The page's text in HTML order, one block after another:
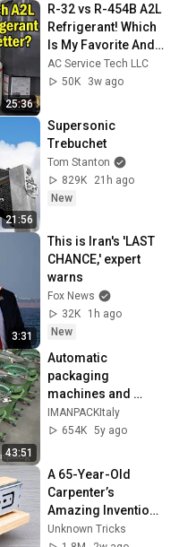
25:36
R-32 vs R-454B A2L
Refrigerant! Which
Is My Favorite And
Why?!!
AC Service Tech LLC
50K
3w ago
21:56
Supersonic
Trebuchet
Tom Stanton
829K
21h ago
New
3:31
This is Iran's 'LAST
CHANCE,' expert
warns
Fox News
32K
1h ago
New
43:51
Automatic
packaging
machines and
packaging systems
for Kits
IMANPACKItaly
654K 5y ago
A 65-Year-Old
Carpenter’s
Amazing Invention
That Billions of
Unknown Tricks